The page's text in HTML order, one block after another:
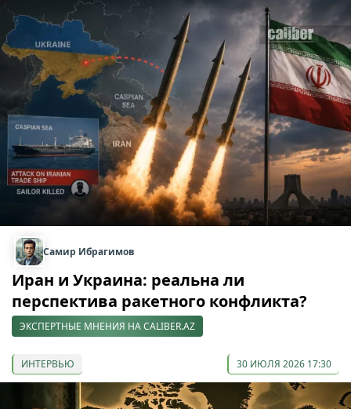
Самир Ибрагимов
Иран и Украина: реальна ли
перспектива ракетного конфликта?
ЭКСПЕРТНЫЕ МНЕНИЯ НА CALIBER.AZ
ИНТЕРВЬЮ 30 ИЮЛЯ 2026 17:30